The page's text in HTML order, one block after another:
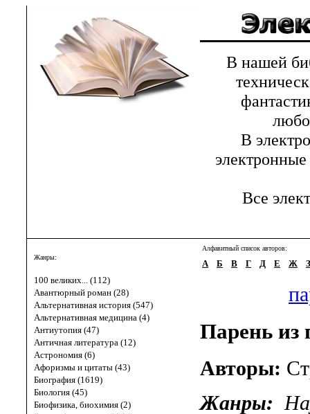
В нашей
В
электронные
Все
Жанры:
100 великих... (112)
Авантюрный роман (28)
Альтернативная история (547)
Альтернативная медицина (4)
Антиутопия (47)
Античная литература (12)
Астрономия (6)
Афоризмы и цитаты (43)
Биография (1619)
Биология (45)
Биофизика, биохимия (2)
Алфавитный список авторов:
А Б В Г Д Е Ж З
Парень из
Авторы:
Жанры: